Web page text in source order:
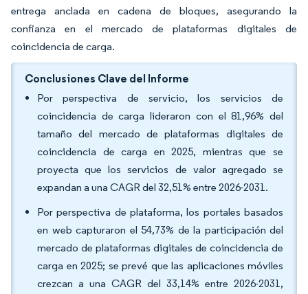
entrega anclada en cadena de bloques, asegurando la
confianza en el mercado de plataformas digitales de
coincidencia de carga.
Conclusiones Clave del Informe
Por perspectiva de servicio, los servicios de
coincidencia de carga lideraron con el 81,96% del
tamaño del mercado de plataformas digitales de
coincidencia de carga en 2025, mientras que se
proyecta que los servicios de valor agregado se
expandan a una CAGR del 32,51% entre 2026-2031.
Por perspectiva de plataforma, los portales basados
en web capturaron el 54,73% de la participación del
mercado de plataformas digitales de coincidencia de
carga en 2025; se prevé que las aplicaciones móviles
crezcan a una CAGR del 33,14% entre 2026-2031,